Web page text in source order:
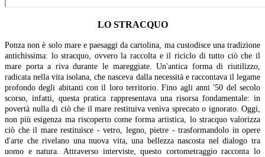
LO STRACQUO
Ponza non è solo mare e paesaggi da cartolina, ma custodisce una tradizione
antichissima: lo stracquo, ovvero la raccolta e il riciclo di tutto ciò che il
mare porta a riva durante le mareggiate. Un'antica forma di riutilizzo,
radicata nella vita isolana, che nasceva dalla necessità e raccontava il legame
profondo degli abitanti con il loro territorio. Fino agli anni '50 del secolo
scorso, infatti, questa pratica rappresentava una risorsa fondamentale: in
povertà nulla di ciò che il mare restituiva veniva sprecato o ignorato. Oggi,
non più esigenza ma riscoperto come forma artistica, lo stracquo valorizza
ciò che il mare restituisce - vetro, legno, pietre - trasformandolo in opere
d'arte che rivelano una nuova vita, una bellezza nascosta nel dialogo tra
uomo e natura. Attraverso interviste, questo cortometraggio racconta lo